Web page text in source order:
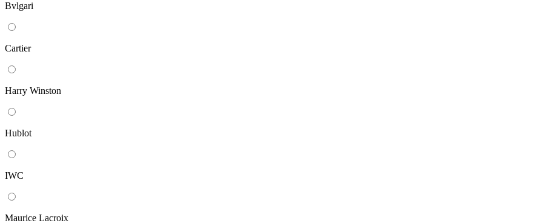
Bvlgari
Cartier
Harry Winston
Hublot
IWC
Maurice Lacroix